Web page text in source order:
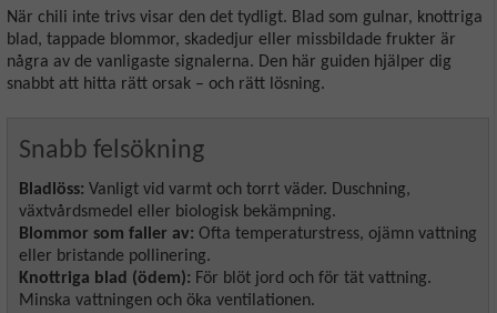
När chili inte trivs visar den det tydligt. Blad som gulnar, knottriga
blad, tappade blommor, skadedjur eller missbildade frukter är
några av de vanligaste signalerna. Den här guiden hjälper dig
snabbt att hitta rätt orsak – och rätt lösning.
Snabb felsökning
Bladlöss: Vanligt vid varmt och torrt väder. Duschning,
växtvårdsmedel eller biologisk bekämpning.
Blommor som faller av: Ofta temperaturstress, ojämn vattning
eller bristande pollinering.
Knottriga blad (ödem): För blöt jord och för tät vattning.
Minska vattningen och öka ventilationen.